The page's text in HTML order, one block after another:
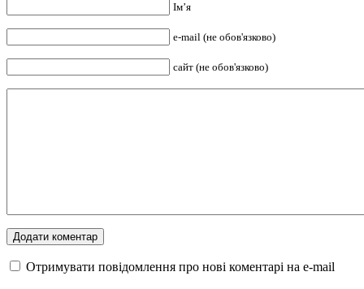
Ім’я
e-mail (не обов'язково)
сайт (не обов'язково)
Отримувати повідомлення про нові коментарі на е-mail